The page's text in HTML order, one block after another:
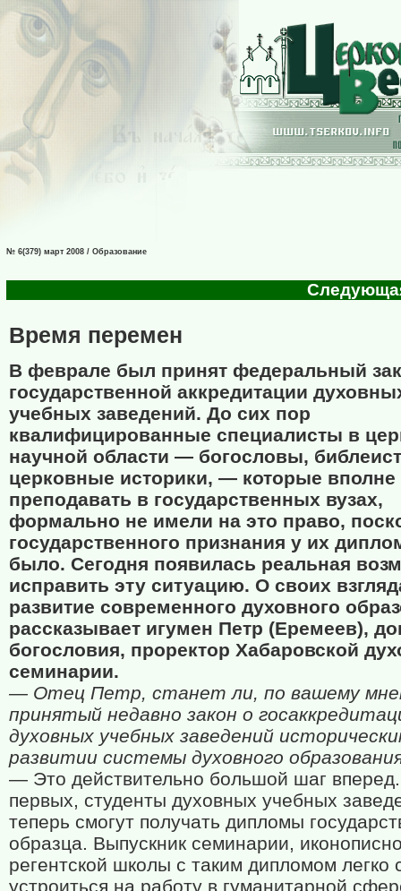
№ 6(379) март 2008 / Образование
Время перемен
В феврале был принят федеральный
государственной аккредитации
учебных заведений. До сих пор
квалифицированные специалисты в
научной области — богословы,
церковные историки, — которые
преподавать в государственных вузах,
формально не имели на это право,
государственного признания у их
было. Сегодня появилась реальная
исправить эту ситуацию. О своих
развитие современного духовного
рассказывает игумен Петр (Еремеев),
богословия, проректор Хабаровской
семинарии.
— Отец Петр, станет ли, по вашему
принятый недавно закон о
духовных учебных заведений
развитии системы духовного
— Это действительно большой шаг
первых, студенты духовных учебных
теперь смогут получать дипломы
образца. Выпускник семинарии,
регентской школы с таким дипломом легко
устроиться на работу в гуманитарной